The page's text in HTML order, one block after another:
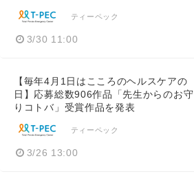
ティーペック
3/30 11:00
【毎年4月1日はこころのヘルスケアの
日】応募総数906作品「先生からのお守
りコトバ」受賞作品を発表
ティーペック
3/26 13:00